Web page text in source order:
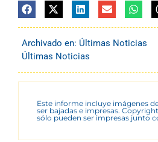
Archivado en: Últimas Noticias
Últimas Noticias
Este informe incluye imágenes
ser bajadas e impresas.
sólo pueden ser impresas junto